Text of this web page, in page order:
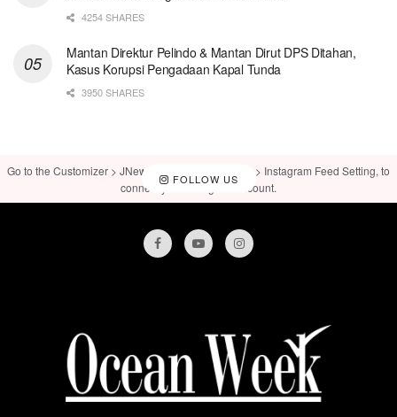
4254 SHARES
Mantan Direktur Pelindo & Mantan Dirut DPS Ditahan,
Kasus Korupsi Pengadaan Kapal Tunda
3950 SHARES
FOLLOW US
Go to the Customizer > JNews : Social, Like & View > Instagram Feed Setting, to
connect your Instagram account.